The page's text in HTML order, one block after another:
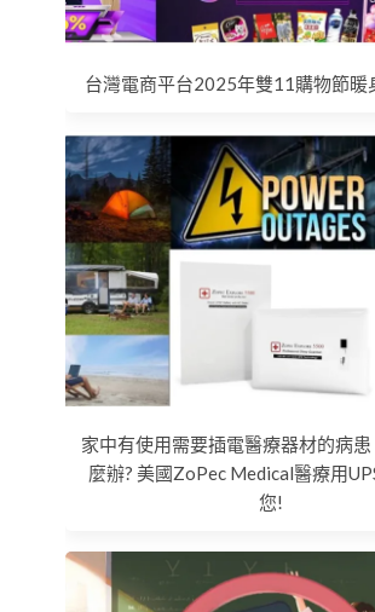
台灣電商平台2025年雙11購物節暖
家中有使用需要插電醫療器材的病
麼辦? 美國ZoPec Medical醫療用
您!